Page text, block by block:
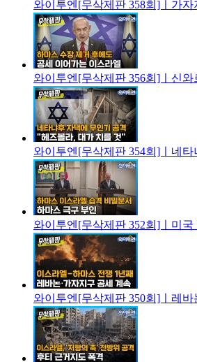
와이투엔[무삭제판 358회]ㅣ가
와이투엔[무삭제판 356회]ㅣ신
와이투엔[무삭제판 354회]ㅣ네
와이투엔[무삭제판 352회]ㅣ미
와이투엔[무삭제판 350회]ㅣ레